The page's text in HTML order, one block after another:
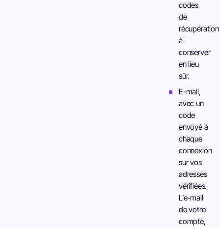
codes
de
récupération
à
conserver
en lieu
sûr.
E-mail,
avec un
code
envoyé à
chaque
connexion
sur vos
adresses
vérifiées.
L’e-mail
de votre
compte,